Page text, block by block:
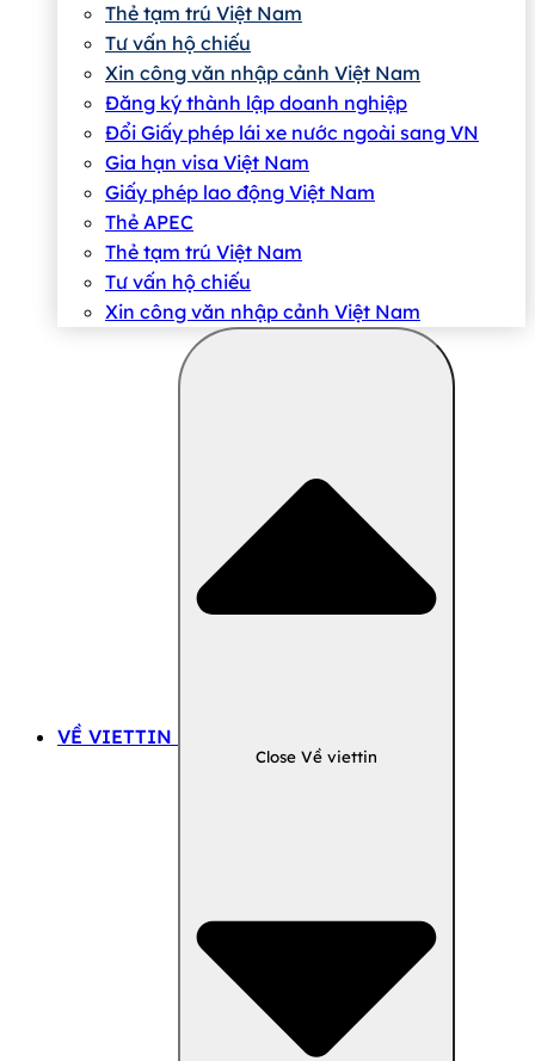
Thẻ tạm trú Việt Nam
Tư vấn hộ chiếu
Xin công văn nhập cảnh Việt Nam
Đăng ký thành lập doanh nghiệp
Đổi Giấy phép lái xe nước ngoài sang VN
Gia hạn visa Việt Nam
Giấy phép lao động Việt Nam
Thẻ APEC
Thẻ tạm trú Việt Nam
Tư vấn hộ chiếu
Xin công văn nhập cảnh Việt Nam
VỀ VIETTIN
Close Về viettin